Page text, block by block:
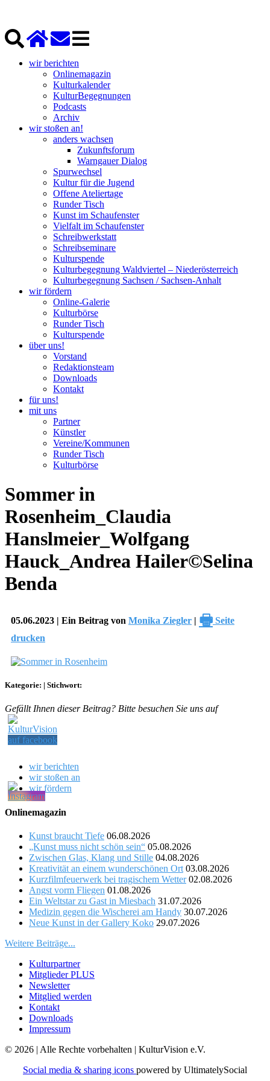
wir berichten
Onlinemagazin
Kulturkalender
KulturBegegnungen
Podcasts
Archiv
wir stoßen an!
anders wachsen
Zukunftsforum
Warngauer Dialog
Spurwechsel
Kultur für die Jugend
Offene Ateliertage
Runder Tisch
Kunst im Schaufenster
Vielfalt im Schaufenster
Schreibwerkstatt
Schreibseminare
Kulturspende
Kulturbegegnung Waldviertel – Niederösterreich
Kulturbegegnung Sachsen / Sachsen-Anhalt
wir fördern
Online-Galerie
Kulturbörse
Runder Tisch
Kulturspende
über uns!
Vorstand
Redaktionsteam
Downloads
Kontakt
für uns!
mit uns
Partner
Künstler
Vereine/Kommunen
Runder Tisch
Kulturbörse
Sommer in
Rosenheim_Claudia
Hanslmeier_Wolfgang
Hauck_Andrea Hailer©Selina
Benda
05.06.2023 | Ein Beitrag von Monika Ziegler | 🖶 Seite
drucken
Kategorie: | Stichwort:
Gefällt Ihnen dieser Beitrag? Bitte besuchen Sie uns auf
wir berichten
wir stoßen an
wir fördern
Onlinemagazin
Kunst braucht Tiefe 06.08.2026
„Kunst muss nicht schön sein“ 05.08.2026
Zwischen Glas, Klang und Stille 04.08.2026
Kreativität an einem wunderschönen Ort 03.08.2026
Kurzfilmfeuerwerk bei tragischem Wetter 02.08.2026
Angst vorm Fliegen 01.08.2026
Ein Weltstar zu Gast in Miesbach 31.07.2026
Medizin gegen die Wischerei am Handy 30.07.2026
Neue Kunst in der Gallery Koko 29.07.2026
Weitere Beiträge...
Kulturpartner
Mitglieder PLUS
Newsletter
Mitglied werden
Kontakt
Downloads
Impressum
© 2026 | Alle Rechte vorbehalten | KulturVision e.V.
Social media & sharing icons powered by UltimatelySocial